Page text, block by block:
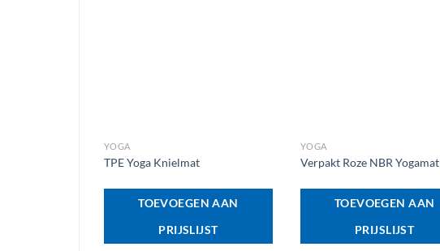
YOGA
TPE Yoga Knielmat
TOEVOEGEN AAN
PRIJSLIJST
YOGA
Verpakt Roze NBR Yogamat
TOEVOEGEN AAN
PRIJSLIJST